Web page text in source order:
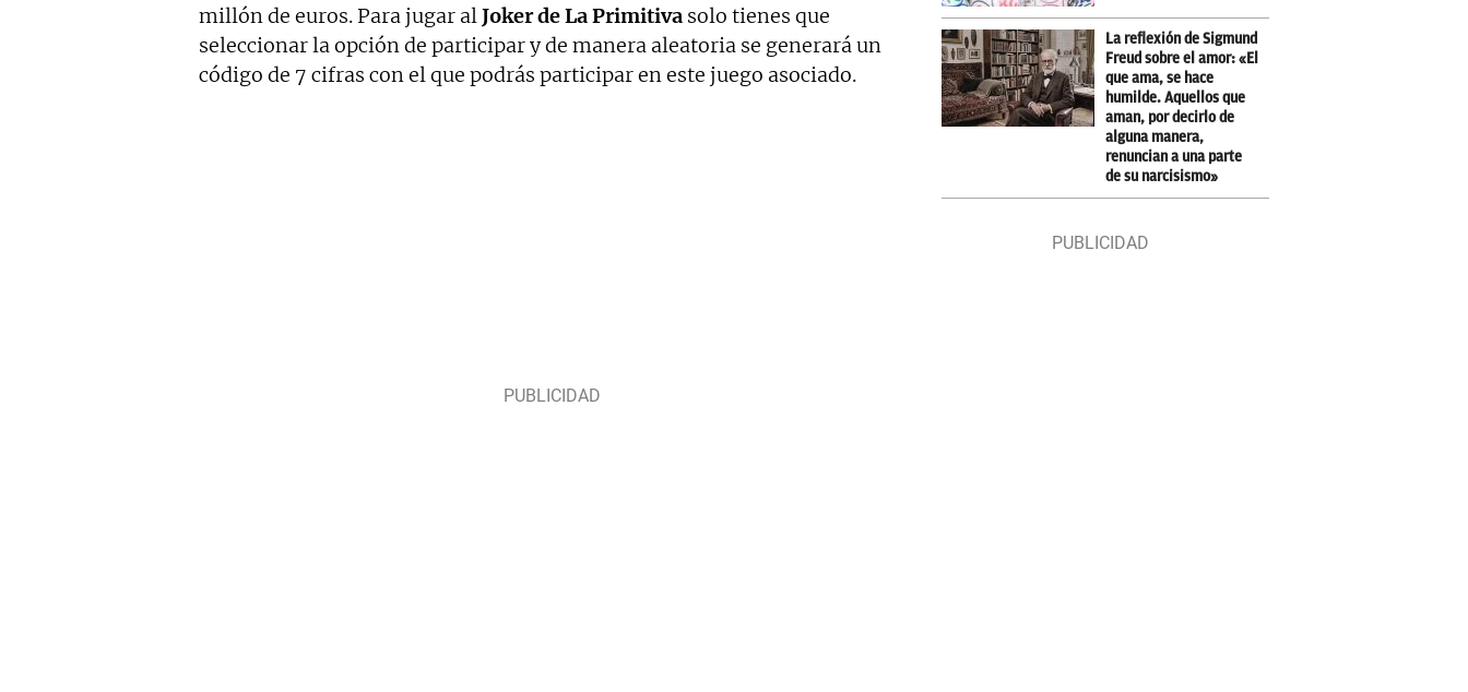
millón de euros. Para jugar alJoker de La Primitiva solo tienes que
seleccionar la opción de participar y de manera aleatoria se generará un
código de 7 cifras con el que podrás participar en este juego asociado.
La reflexión de Sigmund
Freud sobre el amor: «El
que ama, se hace
humilde. Aquellos que
aman, por decirlo de
alguna manera,
renuncian a una parte
de su narcisismo»